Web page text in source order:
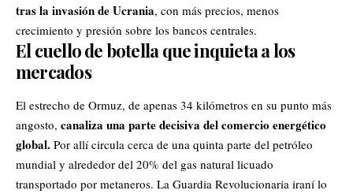
tras la invasión de Ucrania, con más precios, menos
crecimiento y presión sobre los bancos centrales.
El cuello de botella que inquieta a los
mercados
El estrecho de Ormuz, de apenas 34 kilómetros en su punto más
angosto, canaliza una parte decisiva del comercio energético
global. Por allí circula cerca de una quinta parte del petróleo
mundial y alrededor del 20% del gas natural licuado
transportado por metaneros. La Guardia Revolucionaria iraní lo